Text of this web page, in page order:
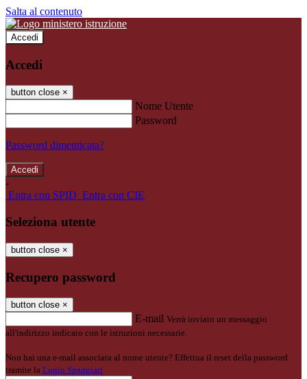
Salta al contenuto
Accedi
Accedi
button close ×
Nome Utente
Password
Password dimenticata?
-
Entra con SPID Entra con CIE
Seleziona utente
button close ×
Recupero password
button close ×
E-mail Verrà inviato un messaggio
all'indirizzo indicato con le istruzioni necessarie.
Non hai una e-mail associata al nome utente? Effettua il reset della password
tramite la Login Spaggiari